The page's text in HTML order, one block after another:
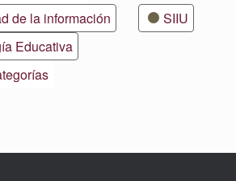
de la información
SIIU
Educativa